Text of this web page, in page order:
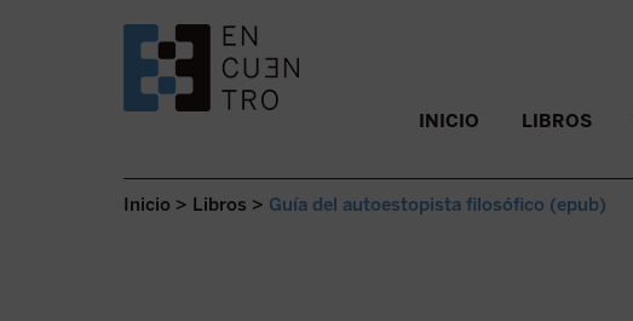
SALTAR AL CONTENIDO. INICIO LIBROS
Inicio > Libros > Guía del autoestopista filosófico (epub)